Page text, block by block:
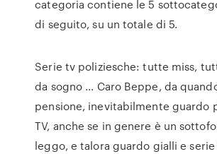
categoria contiene le 5
di seguito, su un totale di 5.
Serie tv poliziesche: tutte miss,
da sogno ... Caro Beppe, da
pensione, inevitabilmente guardo
TV, anche se in genere è un
leggo, e talora guardo gialli e